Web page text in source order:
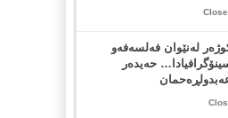
له‌نێوان فه‌لسه‌فه‌و
حه‌یده‌ر